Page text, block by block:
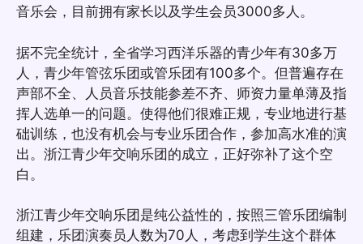
音乐会，目前拥有家长以及学生会员3000多人。
据不完全统计，全省学习西洋乐器的青少年有30多万
人，青少年管弦乐团或管乐团有100多个。但普遍存在
声部不全、人员音乐技能参差不齐、师资力量单薄及指
挥人选单一的问题。使得他们很难正规，专业地进行基
础训练，也没有机会与专业乐团合作，参加高水准的演
出。浙江青少年交响乐团的成立，正好弥补了这个空
白。
浙江青少年交响乐团是纯公益性的，按照三管乐团编制
组建，乐团演奏员人数为70人，考虑到学生这个群体